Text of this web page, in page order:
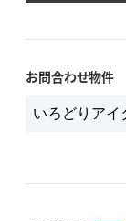
お問合わせ物件